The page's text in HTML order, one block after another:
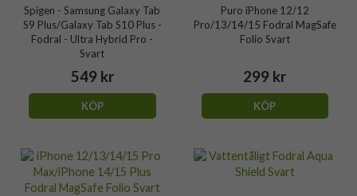
Spigen - Samsung Galaxy Tab
S9 Plus/Galaxy Tab S10 Plus -
Fodral - Ultra Hybrid Pro -
Svart
549 kr
KÖP
Puro iPhone 12/12
Pro/13/14/15 Fodral MagSafe
Folio Svart
299 kr
KÖP